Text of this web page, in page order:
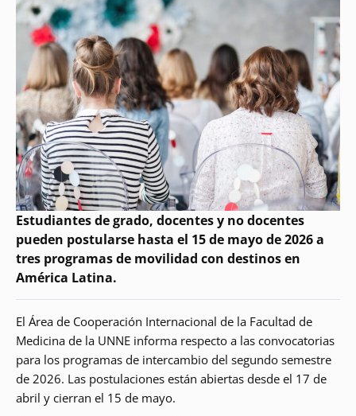
Estudiantes de grado, docentes y no docentes
pueden postularse hasta el 15 de mayo de 2026 a
tres programas de movilidad con destinos en
América Latina.
El Área de Cooperación Internacional de la Facultad de
Medicina de la UNNE informa respecto a las convocatorias
para los programas de intercambio del segundo semestre
de 2026. Las postulaciones están abiertas desde el 17 de
abril y cierran el 15 de mayo.